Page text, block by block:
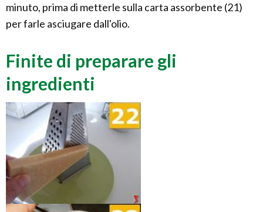
minuto, prima di metterle sulla carta assorbente (21)
per farle asciugare dall'olio.
Finite di preparare gli
ingredienti